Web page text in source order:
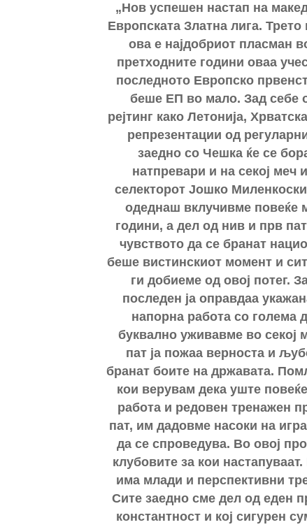
„Нов успешен настап на
Европската Златна лига.
ова е најдобриот пласман
претходните години оваа
последното Европско
беше ЕП во мало. Зад себе
рејтинг како Летонија,
репрезентации од
заедно со Чешка ќе се
натпревари и на секој
селекторот Јошко
одеднаш вклучивме повеќе
години, а дел од нив и прв
чувството да се бранат
беше вистинскиот момент и
ги добиеме од овој потег.
последен ја оправдаа
напорна работа со голема
буквално уживавме во секој
пат ја пожаа верноста и
бранат боите на државата.
кои верувам дека уште
работа и редовен тренажен
пат, им дадовме насоки на
да се спроведува. Во овој
клубовите за кои
има млади и перспективни
Сите заедно сме дел од еден
константност и кој сигурен